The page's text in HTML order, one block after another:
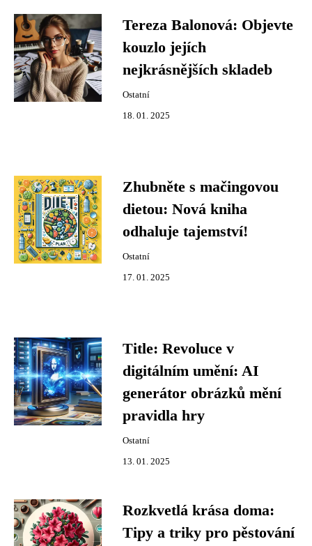
Tereza Balonová: Objevte
kouzlo jejích
nejkrásnějších skladeb
Ostatní
18. 01. 2025
Zhubněte s mačingovou
dietou: Nová kniha
odhaluje tajemství!
Ostatní
17. 01. 2025
Title: Revoluce v
digitálním umění: AI
generátor obrázků mění
pravidla hry
Ostatní
13. 01. 2025
Rozkvetlá krása doma:
Tipy a triky pro pěstování